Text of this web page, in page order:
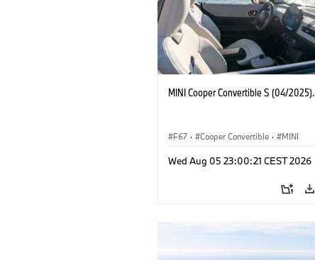
MINI Cooper Convertible S (04/2025).
F67 · Cooper Convertible · MINI
Wed Aug 05 23:00:21 CEST 2026